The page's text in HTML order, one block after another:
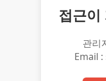
접근이
관리
Email